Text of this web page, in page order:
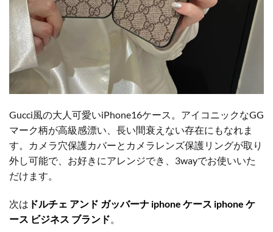
Gucci風の大人可愛いiPhone16ケース。アイコニックなGG
マーク柄が高級感漂い、長い間衰えない存在にもなれま
す。カメラ穴保護カバーとカメラレンズ保護リングが取り
外し可能で、お好きにアレンジでき、3wayでお使いいた
だけます。
次は ドルチェ アンド ガッバーナ iphone ケース iphone ケ
ース ビジネス ブランド